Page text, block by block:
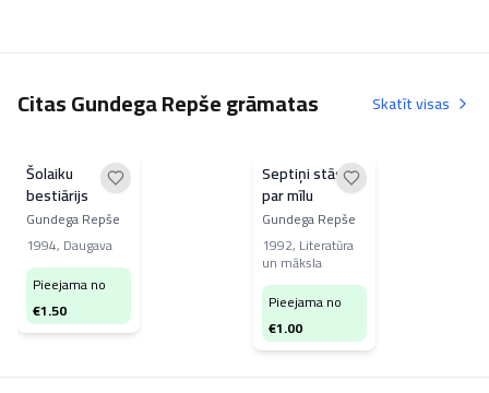
Citas Gundega Repše grāmatas Skatīt visas
Šolaiku
bestiārijs
Gundega Repše
1994, Daugava
Pieejama no
€1.50
Septiņi stāsti
par mīlu
Gundega Repše
1992, Literatūra
un māksla
Pieejama no
€1.00